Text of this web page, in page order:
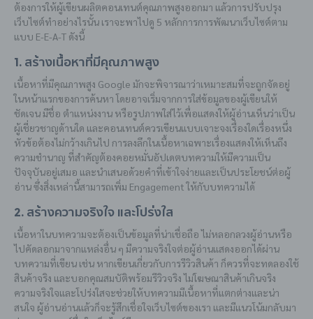
ต้องการให้ผู้เขียนผลิตคอนเทนต์คุณภาพสูงออกมา แล้วการปรับปรุง
เว็บไซต์ทำอย่างไรนั้น เราจะพาไปดู 5 หลักการการพัฒนาเว็บไซต์ตาม
แบบ E-E-A-T ดังนี้
1. สร้างเนื้อหาที่มีคุณภาพสูง
เนื้อหาที่มีคุณภาพสูง Google มักจะพิจารณาว่าเหมาะสมที่จะถูกจัดอยู่
ในหน้าแรกของการค้นหา โดยอาจเริ่มจากการใส่ข้อมูลของผู้เขียนให้
ชัดเจน มีชื่อ ตำแหน่งงาน หรือรูปภาพใส่ไว้เพื่อแสดงให้ผู้อ่านเห็นว่าเป็น
ผู้เชี่ยวชาญด้านใด และคอนเทนต์ควรเขียนแบบเจาะจงเรื่องใดเรื่องหนึ่ง
หัวข้อต้องไม่กว้างเกินไป การลงลึกในเนื้อหาเฉพาะเรื่องแสดงให้เห็นถึง
ความชำนาญ ที่สำคัญต้องคอยหมั่นอัปเดตบทความให้มีความเป็น
ปัจจุบันอยู่เสมอ และนำเสนอด้วยคำที่เข้าใจง่ายและเป็นประโยชน์ต่อผู้
อ่าน ซึ่งสิ่งเหล่านี้สามารถเพิ่ม Engagement ให้กับบทความได้
2. สร้างความจริงใจ และโปร่งใส
เนื้อหาในบทความจะต้องเป็นข้อมูลที่น่าเชื่อถือ ไม่หลอกลวงผู้อ่านหรือ
ไปคัดลอกมาจากแหล่งอื่น ๆ มีความจริงใจต่อผู้อ่านแสดงออกได้ผ่าน
บทความที่เขียน เช่น หากเขียนเกี่ยวกับการรีวิวสินค้า ก็ควรที่จะทดลองใช้
สินค้าจริง และบอกคุณสมบัติพร้อมรีวิวจริง ไม่โฆษณาสินค้าเกินจริง
ความจริงใจและโปร่งใสจะช่วยให้บทความมีเนื้อหาที่แตกต่างและน่า
สนใจ ผู้อ่านอ่านแล้วก็จะรู้สึกเชื่อใจเว็บไซต์ของเรา และมีแนวโน้มกลับมา